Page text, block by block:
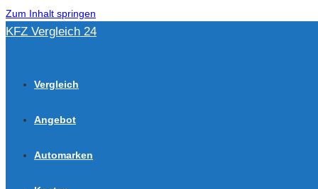
Zum Inhalt springen
KFZ Vergleich 24
Vergleich
Angebot
Automarken